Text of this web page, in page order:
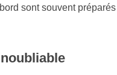
sont souvent